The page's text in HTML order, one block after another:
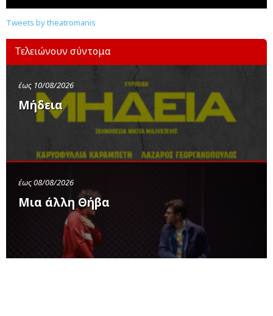
Tweets by theatromanis
Τελειώνουν σύντομα
έως 10/08/2026
Μήδεια
έως 08/08/2026
Μια άλλη Θήβα